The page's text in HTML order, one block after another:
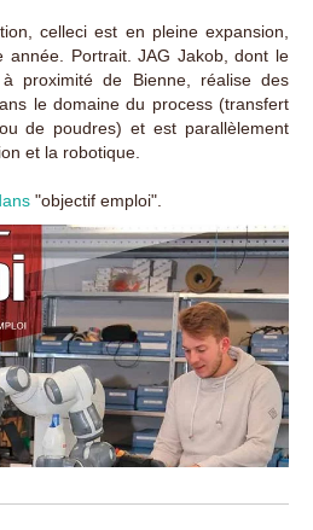
celleci est en pleine expansion,
année. Portrait. JAG Jakob, dont le
proximité de Bienne, réalise des
le domaine du process (transfert
de poudres) et est parallèlement
et la robotique.
"objectif emploi".